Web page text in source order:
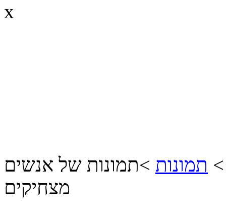
x
תמונות >תמונות של אנשים
מצחיקים